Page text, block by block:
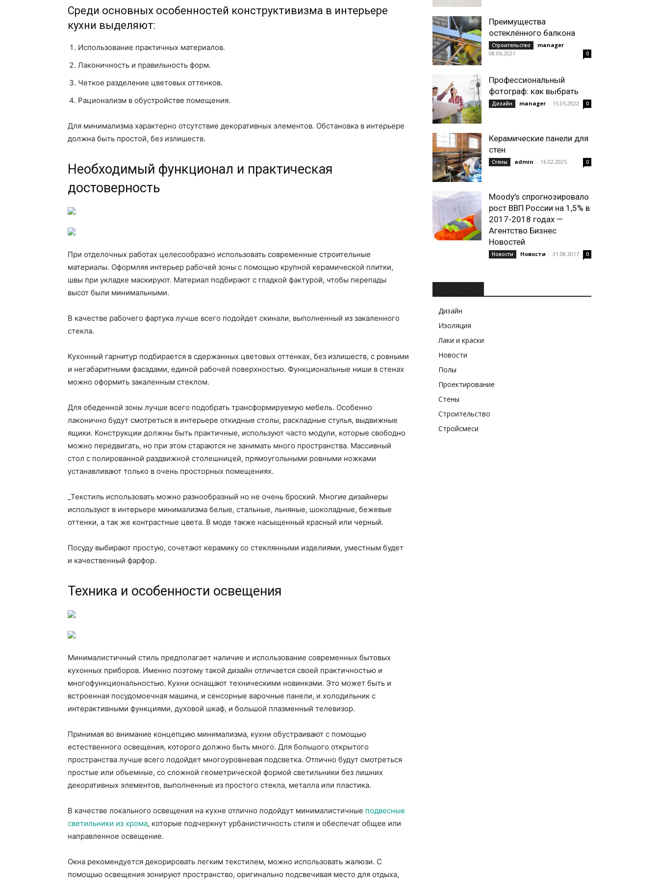
Среди основных особенностей конструктивизма в интерьере
кухни выделяют:
Использование практичных материалов.
Лаконичность и правильность форм.
Четкое разделение цветовых оттенков.
Рационализм в обустройстве помещения.
Для минимализма характерно отсутствие декоративных элементов. Обстановка в интерьере
должна быть простой, без излишеств.
Необходимый функционал и практическая
достоверность
При отделочных работах целесообразно использовать современные строительные
материалы. Оформляя интерьер рабочей зоны с помощью крупной керамической плитки,
швы при укладке маскируют. Материал подбирают с гладкой фактурой, чтобы перепады
высот были минимальными.
В качестве рабочего фартука лучше всего подойдет скинали, выполненный из закаленного
стекла.
Кухонный гарнитур подбирается в сдержанных цветовых оттенках, без излишеств, с ровными
и негабаритными фасадами, единой рабочей поверхностью. Функциональные ниши в стенах
можно оформить закаленным стеклом.
Для обеденной зоны лучше всего подобрать трансформируемую мебель. Особенно
лаконично будут смотреться в интерьере откидные столы, раскладные стулья, выдвижные
ящики. Конструкции должны быть практичные, используют часто модули, которые свободно
можно передвигать, но при этом стараются не занимать много пространства. Массивный
стол с полированной раздвижной столешницей, прямоугольными ровными ножками
устанавливают только в очень просторных помещениях.
_Текстиль использовать можно разнообразный но не очень броский. Многие дизайнеры
используют в интерьере минимализма белые, стальные, льняные, шоколадные, бежевые
оттенки, а так же контрастные цвета. В моде также насыщенный красный или черный.
Посуду выбирают простую, сочетают керамику со стеклянными изделиями, уместным будет
и качественный фарфор.
Техника и особенности освещения
Минималистичный стиль предполагает наличие и использование современных бытовых
кухонных приборов. Именно поэтому такой дизайн отличается своей практичностью и
многофункциональностью. Кухни оснащают техническими новинками. Это может быть и
встроенная посудомоечная машина, и сенсорные варочные панели, и холодильник с
интерактивными функциями, духовой шкаф, и большой плазменный телевизор.
Принимая во внимание концепцию минимализма, кухни обустраивают с помощью
естественного освещения, которого должно быть много. Для большого открытого
пространства лучше всего подойдет многоуровневая подсветка. Отлично будут смотреться
простые или объемные, со сложной геометрической формой светильники без лишних
декоративных элементов, выполненные из простого стекла, металла или пластика.
В качестве локального освещения на кухне отлично подойдут минималистичные подвесные
светильники из хрома, которые подчеркнут урбанистичность стиля и обеспечат общее или
направленное освещение.
Окна рекомендуется декорировать легким текстилем, можно использовать жалюзи. С
помощью освещения зонируют пространство, оригинально подсвечивая место для отдыха,
Преимущества
остеклённого балкона
Строительство manager -
08.06.2021
0
Профессиональный
фотограф: как выбрать
Дизайн manager - 15.05.2022 0
Керамические панели для
стен
Стены admin - 16.02.2025 0
Moody’s спрогнозировало
рост ВВП России на 1,5% в
2017-2018 годах —
Агентство Бизнес
Новостей
Новости Новости - 31.08.2017 0
Дизайн
Изоляция
Лаки и краски
Новости
Полы
Проектирование
Стены
Строительство
Стройсмеси